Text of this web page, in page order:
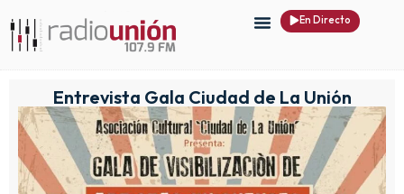
En Directo
Entrevista Gala Ciudad de La Unión